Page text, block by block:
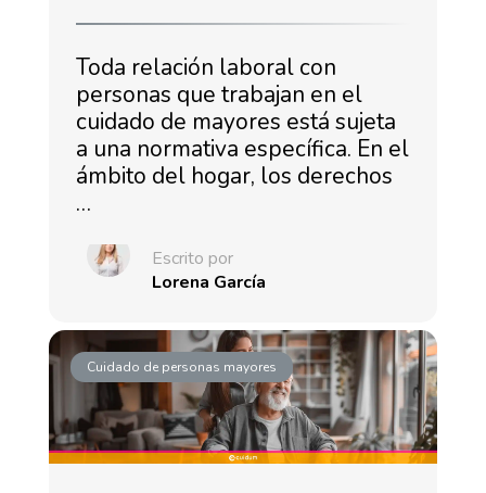
Toda relación laboral con
personas que trabajan en el
cuidado de mayores está sujeta
a una normativa específica. En el
ámbito del hogar, los derechos
…
Escrito por
Lorena García
Cuidado de personas mayores